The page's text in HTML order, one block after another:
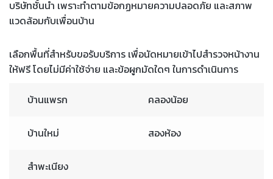
บริษัทชั้นนำ เพราะทำตามข้อกฏหมายความปลอดภัย และสภาพ
แวดล้อมกับเพื่อนบ้าน
เลือกพื้นที่สำหรับขอรับบริการ เพื่อนัดหมายเข้าไปสำรวจหน้างาน
ให้ฟรี โดยไม่มีค่าใช้จ่าย และข้อผูกมัดใดๆ ในการดำเนินการ
บ้านแพรก คลองน้อย
บ้านใหม่ สองห้อง
สำพะเนียง